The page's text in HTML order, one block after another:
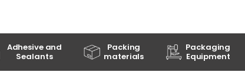
Adhesive and
Sealants
Packing
materials
Packaging
Equipment